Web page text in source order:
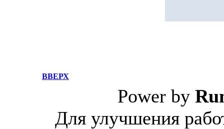
ВВЕРХ
Power by
Для улучшения